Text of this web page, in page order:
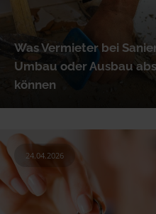
Was Vermieter bei
Umbau oder Ausbau
können
24.04.2026